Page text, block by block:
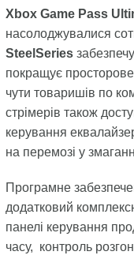
Xbox Game Pass
насолоджувалися
SteelSeries
покращує
чути товаришів по
стрімерів також
керування
на перемозі у
Програмне
додатковий
панелі керування
часу, контроль